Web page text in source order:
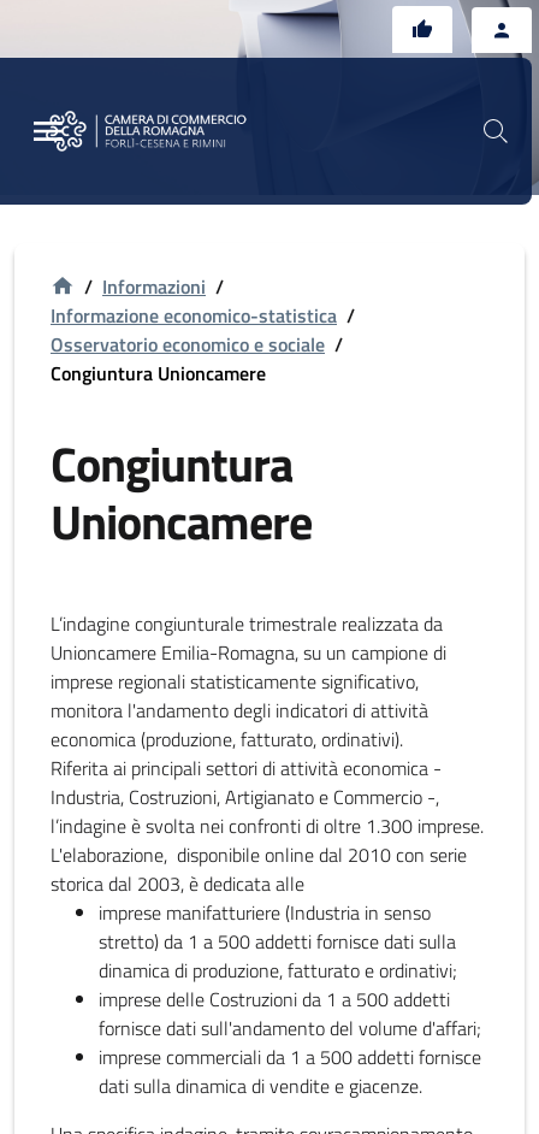
/ Informazioni /
Informazione economico-statistica /
Osservatorio economico e sociale /
Congiuntura Unioncamere
Congiuntura
Unioncamere
L’indagine congiunturale trimestrale realizzata da
Unioncamere Emilia-Romagna, su un campione di
imprese regionali statisticamente significativo,
monitora l'andamento degli indicatori di attività
economica (produzione, fatturato, ordinativi).
Riferita ai principali settori di attività economica -
Industria, Costruzioni, Artigianato e Commercio -,
l’indagine è svolta nei confronti di oltre 1.300 imprese.
L'elaborazione, disponibile online dal 2010 con serie
storica dal 2003, è dedicata alle
imprese manifatturiere (Industria in senso
stretto) da 1 a 500 addetti fornisce dati sulla
dinamica di produzione, fatturato e ordinativi;
imprese delle Costruzioni da 1 a 500 addetti
fornisce dati sull'andamento del volume d'affari;
imprese commerciali da 1 a 500 addetti fornisce
dati sulla dinamica di vendite e giacenze.